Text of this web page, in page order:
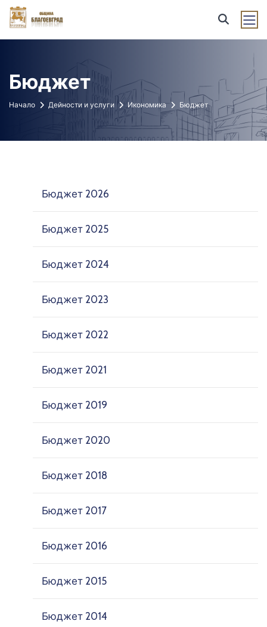
Бюджет
Начало Дейности и услуги Икономика Бюджет
Бюджет 2026
Бюджет 2025
Бюджет 2024
Бюджет 2023
Бюджет 2022
Бюджет 2021
Бюджет 2019
Бюджет 2020
Бюджет 2018
Бюджет 2017
Бюджет 2016
Бюджет 2015
Бюджет 2014